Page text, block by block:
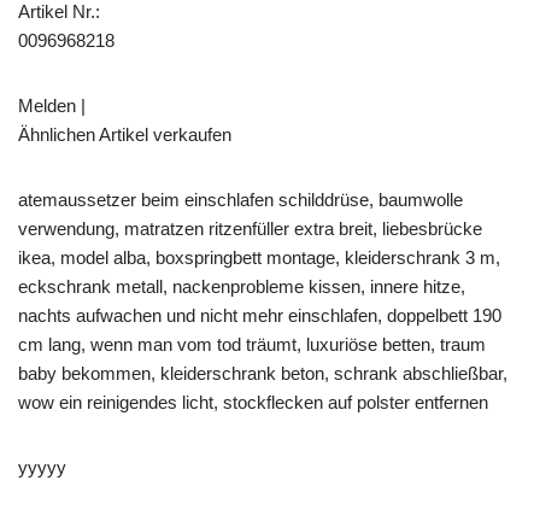
Artikel Nr.:
0096968218
Melden |
Ähnlichen Artikel verkaufen
atemaussetzer beim einschlafen schilddrüse, baumwolle
verwendung, matratzen ritzenfüller extra breit, liebesbrücke
ikea, model alba, boxspringbett montage, kleiderschrank 3 m,
eckschrank metall, nackenprobleme kissen, innere hitze,
nachts aufwachen und nicht mehr einschlafen, doppelbett 190
cm lang, wenn man vom tod träumt, luxuriöse betten, traum
baby bekommen, kleiderschrank beton, schrank abschließbar,
wow ein reinigendes licht, stockflecken auf polster entfernen
yyyyy